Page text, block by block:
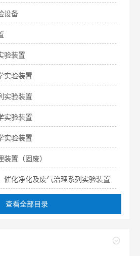
设备
验装置
实验装置
实验装置
实验装置
实验装置
置（固废）
催化净化及废气治理系列实验装置
查看全部目录